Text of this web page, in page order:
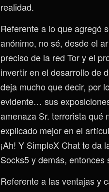
realidad.
Referente a lo que agregó
anónimo, no sé, desde el
preciso de la red Tor y el
invertir en el desarrollo de
deja mucho que decir, por
evidente… sus
amenaza Sr. terrorista qué
explicado mejor en el
¡Ah! Y SimpleX Chat te da
Socks5 y demás,
Referente a las ventajas y